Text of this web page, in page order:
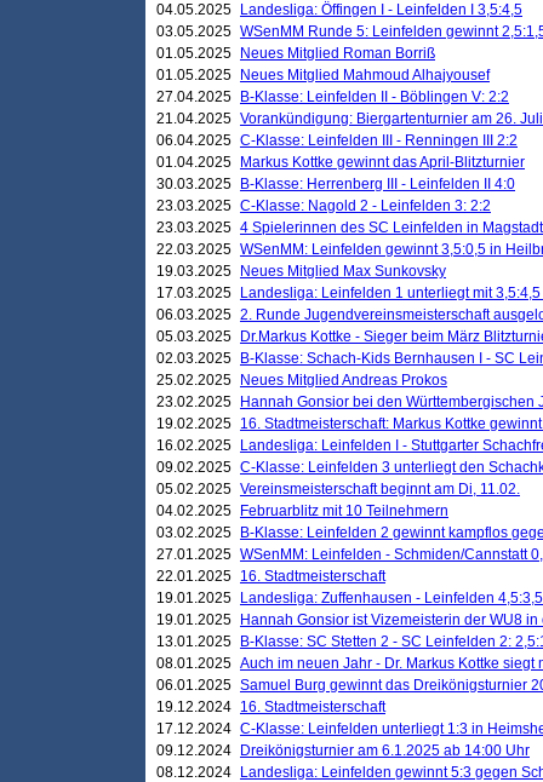
04.05.2025
Landesliga: Öffingen I - Leinfelden I 3,5:4,5
03.05.2025 WSenMM Runde 5: Leinfelden gewinnt
01.05.2025
Neues Mitglied Roman Borriß
01.05.2025
Neues Mitglied Mahmoud Alhajyousef
27.04.2025
B-Klasse: Leinfelden II - Böblingen V: 2:2
21.04.2025 Vorankündigung: Biergartenturnier am 26. Juli
06.04.2025 C-Klasse: Leinfelden III - Renningen III 2:2
01.04.2025
Markus Kottke gewinnt das April-Blitzturnier
30.03.2025
B-Klasse: Herrenberg III - Leinfelden II 4:0
23.03.2025 C-Klasse: Nagold 2 - Leinfelden 3: 2:2
23.03.2025 4 Spielerinnen des SC Leinfelden in Magstadt
22.03.2025 WSenMM: Leinfelden gewinnt 3,5:0,5 in
19.03.2025
Neues Mitglied Max Sunkovsky
17.03.2025
Landesliga: Leinfelden 1 unterliegt mit
06.03.2025 2. Runde Jugendvereinsmeisterschaft
05.03.2025
Dr.Markus Kottke - Sieger beim März
02.03.2025
B-Klasse: Schach-Kids Bernhausen I - SC
25.02.2025
Neues Mitglied Andreas Prokos
23.02.2025
Hannah Gonsior bei den Württembergischen
19.02.2025 16. Stadtmeisterschaft: Markus Kottke
16.02.2025
Landesliga: Leinfelden I - Stuttgarter
09.02.2025 C-Klasse: Leinfelden 3 unterliegt den
05.02.2025 Vereinsmeisterschaft beginnt am Di, 11.02.
04.02.2025
Februarblitz mit 10 Teilnehmern
03.02.2025
B-Klasse: Leinfelden 2 gewinnt kampflos
27.01.2025 WSenMM: Leinfelden - Schmiden/Cannstatt
22.01.2025 16. Stadtmeisterschaft
19.01.2025
Landesliga: Zuffenhausen - Leinfelden 4,5:3,5
19.01.2025
Hannah Gonsior ist Vizemeisterin der WU8 in
13.01.2025
B-Klasse: SC Stetten 2 - SC Leinfelden 2:
08.01.2025 Auch im neuen Jahr - Dr. Markus Kottke
06.01.2025 Samuel Burg gewinnt das Dreikönigsturnier
19.12.2024 16. Stadtmeisterschaft
17.12.2024 C-Klasse: Leinfelden unterliegt 1:3 in
09.12.2024
Dreikönigsturnier am 6.1.2025 ab 14:00 Uhr
08.12.2024
Landesliga: Leinfelden gewinnt 5:3 gegen